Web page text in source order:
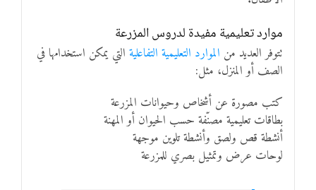
موارد تعليمية مفيدة لدروس المزرعة
تتوفر العديد من الموارد التعليمية التفاعليةالتي يمكن استخدامها في
الصف أو المنزل، مثل:
كتب مصورة عن أشخاص وحيوانات المزرعة
بطاقات تعليمية مصنّفة حسب الحيوان أو المهنة
أنشطة قص ولصق وأنشطة تلوين موجهة
لوحات عرض وتمثيل بصري للمزرعة